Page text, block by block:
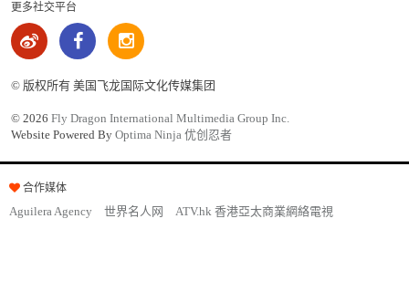
更多社交平台
© 版权所有 美国飞龙国际文化传媒集团
© 2026 Fly Dragon International Multimedia Group Inc.
Website Powered By Optima Ninja 优创忍者
合作媒体
Aguilera Agency 世界名人网 ATV.hk 香港亞太商業網絡電視